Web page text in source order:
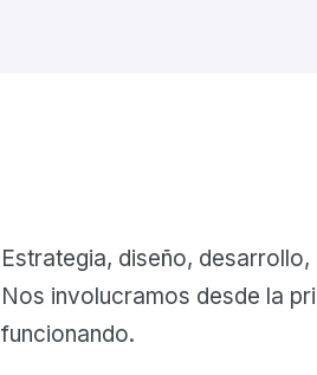
Estrategia, diseño,
Nos involucramos desde la
funcionando.